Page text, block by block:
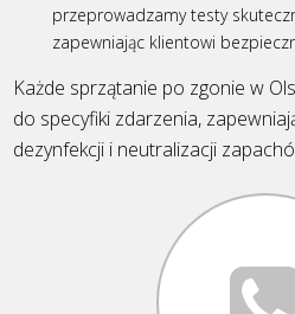
przeprowadzamy testy
zapewniając klientowi
Każde sprzątanie po zgonie w
do specyfiki zdarzenia,
dezynfekcji i neutralizacji